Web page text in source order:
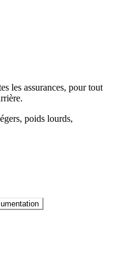
les assurances, pour tout
poids lourds,